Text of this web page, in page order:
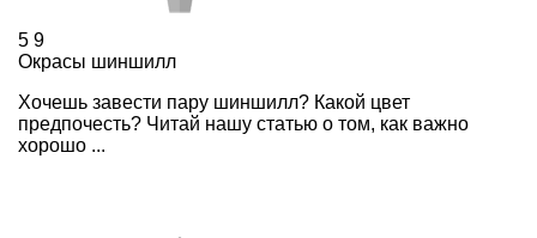
5 9
Окрасы шиншилл
Хочешь завести пару шиншилл? Какой цвет
предпочесть? Читай нашу статью о том, как важно
хорошо ...